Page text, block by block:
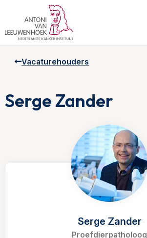
Vacaturehouders
Serge Zander
Serge Zander
Proefdierpatholoog